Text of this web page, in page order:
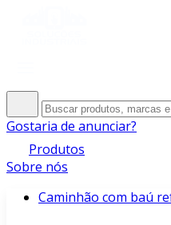
Gostaria de anunciar?
Produtos
Sobre nós
Caminhão com baú